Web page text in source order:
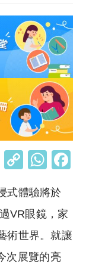
C
p
y
Li
n
W
at
s
A
p
式體驗將於
VR眼鏡，家
術世界。就讓
次展覽的亮